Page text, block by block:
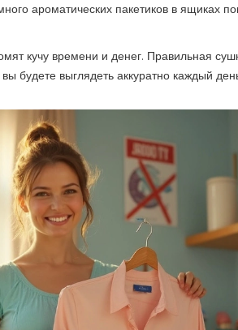
ароматических пакетиков в ящиках
кучу времени и денег. Правильная
выглядеть аккуратно каждый